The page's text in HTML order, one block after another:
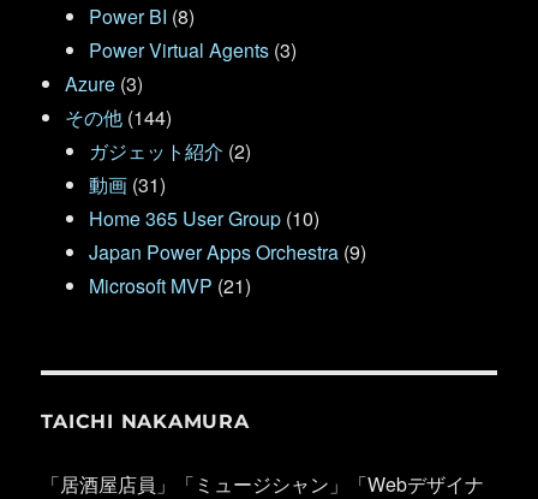
Power BI (8)
Power Virtual Agents (3)
Azure (3)
その他 (144)
ガジェット紹介 (2)
動画 (31)
Home 365 User Group (10)
Japan Power Apps Orchestra (9)
Microsoft MVP (21)
TAICHI NAKAMURA
「居酒屋店員」「ミュージシャン」「Webデザイナ